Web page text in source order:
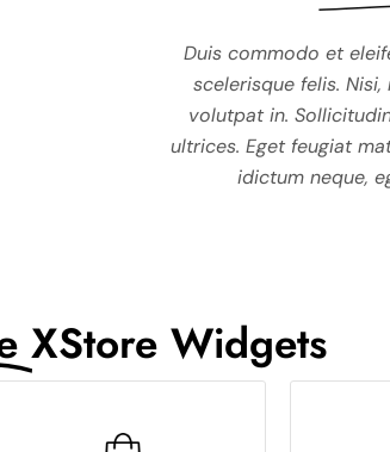
commodo et eleifend auctor nunc,
scelerisque felis. Nisi, mauris, amet
in. Sollicitudin sagittis quis justo, in
Eget feugiat mattis gravida ultrices.
idictum neque, eget duis netus
Duis commodo et
scelerisque felis.
volutpat in.
ultrices. Eget feugiat
idictum neque,
XStore Widgets